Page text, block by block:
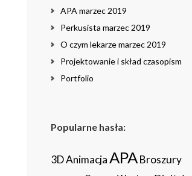
APA marzec 2019
Perkusista marzec 2019
O czym lekarze marzec 2019
Projektowanie i skład czasopism
Portfolio
Popularne hasła:
3DAnimacjaAPABroszury